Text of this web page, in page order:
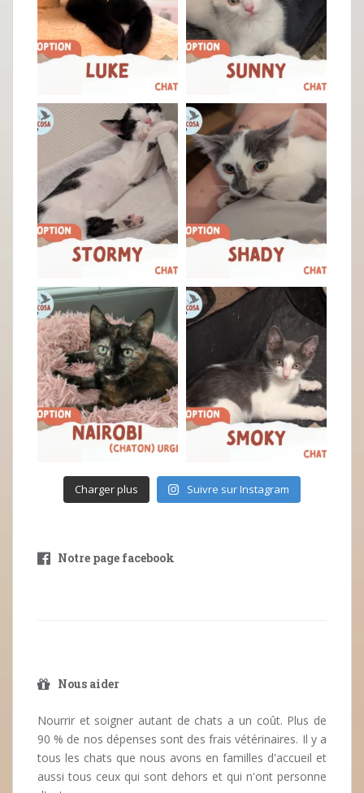
Charger plus Suivre sur Instagram
Notre page facebook
Nous aider
Nourrir et soigner autant de chats a un coût. Plus de
90 % de nos dépenses sont des frais vétérinaires. Il y a
tous les chats que nous avons en familles d'accueil et
aussi tous ceux qui sont dehors et qui n'ont personne